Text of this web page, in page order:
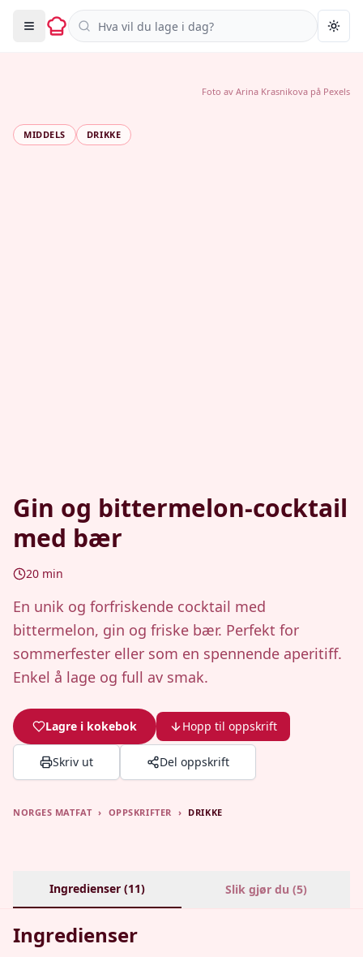
Søk i oppskrifter
MIDDELS DRIKKE
Gin og bittermelon-cocktail
med bær
20 min
En unik og forfriskende cocktail med
bittermelon, gin og friske bær. Perfekt for
sommerfester eller som en spennende aperitiff.
Enkel å lage og full av smak.
Lagre i kokebok Hopp til oppskrift
Skriv ut Del oppskrift
Foto av Arina Krasnikova på Pexels
NORGES MATFAT › OPPSKRIFTER › DRIKKE
Ingredienser (11) Slik gjør du (5)
Ingredienser